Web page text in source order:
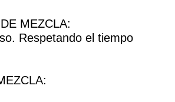
MEZCLA:
Respetando el tiempo